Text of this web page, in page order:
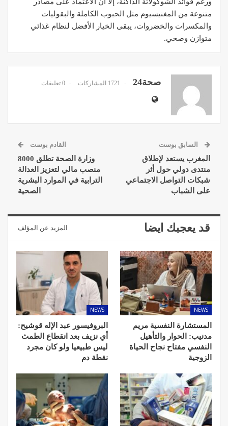
ورغم فوائد الشوكولاتة الداكنة، إلا أن الاعتماد على مصادر
متنوعة من المغنيسيوم مثل الحبوب الكاملة والبقوليات
والمكسرات والخضروات، يبقى الخيار الأفضل لنظام غذائي
متوازن وصحي.
صحة24 1721 المشاركات 0 تعليقات
السابق بوست
المغرب يستعد لإطلاق
منتدى دولي حول أثر
شبكات التواصل الاجتماعي
على الشباب
القادم بوست
وزارة الصحة تطلق 8000
منصب مالي لتعزيز العدالة
الترابية في الموارد البشرية
الصحية
قد يعجبك ايضا المزيد عن المؤلف
NEWS
المستشارة النفسية مريم
مدنيب: الحوار والتأهيل
النفسي مفتاح نجاح الحياة
الزوجية
NEWS
البروفيسور عبد الإله قوشيح:
أي نزيف بعد انقطاع الطمث
ليس طبيعيا ولو كان مجرد
نقطة دم